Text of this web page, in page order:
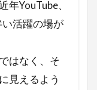
YouTube、
活躍の場が
はなく、そ
見えるよう